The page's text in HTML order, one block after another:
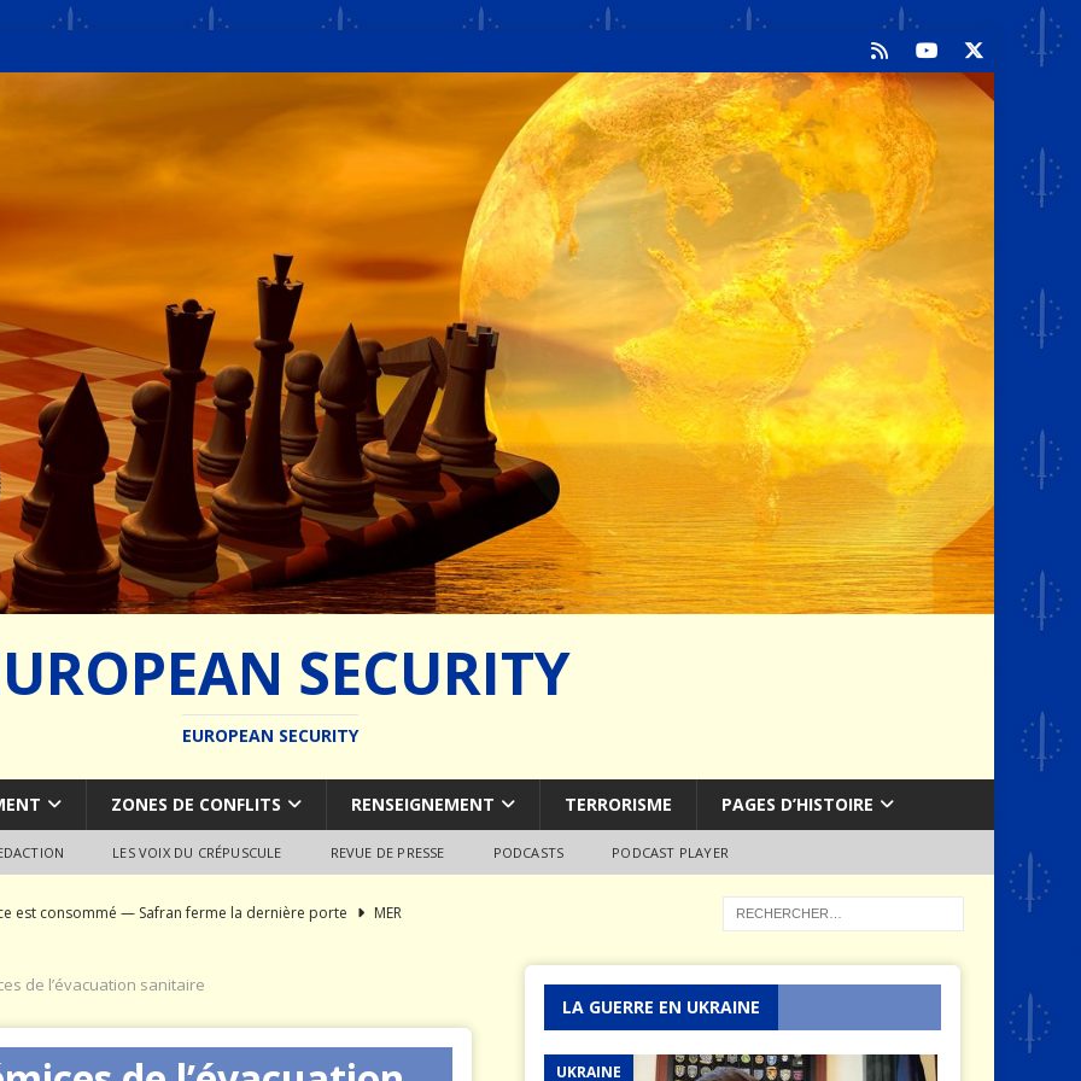
SECURITY
EUROPEAN SECURITY
ZONES DE CONFLITS RENSEIGNEMENT TERRORISME PAGES D’HISTOIRE
LES VOIX DU CRÉPUSCULE REVUE DE PRESSE PODCASTS PODCAST PLAYER
est consommé — Safran ferme la dernière porte
MER
France paie trois fois
JÉRÔME DENARIEZ
de l’évacuation sanitaire
LA GUERRE EN UKRAINE
UKRAINE